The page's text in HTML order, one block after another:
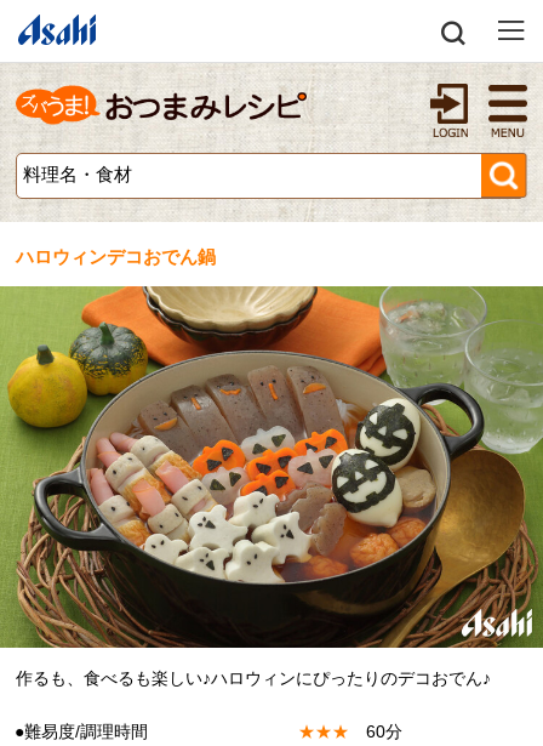
ハロウィンデコおでん鍋
作るも、食べるも楽しい♪ハロウィンにぴったりのデコおでん♪
●難易度/調理時間 ★★★
60分